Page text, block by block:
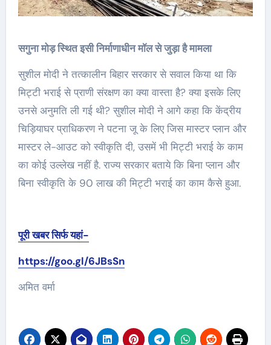
सगुना मोड़ स्थित इसी निर्माणाधीन मॉल से जुड़ा है मामला
सुशील मोदी ने तत्कालीन बिहार सरकार से सवाल किया था कि
मिट्टी भराई से प्राणी संरक्षण का क्या वास्ता है? क्या इसके लिए
उनसे अनुमति ली गई थी? सुशील मोदी ने आगे कहा कि केंद्रीय
चिड़ियाघर प्राधिकरण ने पटना जू के लिए जिस मास्टर प्लान और
मास्टर ले-आउट को स्वीकृति दी, उसमें भी मिट्टी भराई के काम
का कोई उल्लेख नहीं है. राज्य सरकार बताये कि बिना प्लान और
बिना स्वीकृति के 90 लाख की मिट्टी भराई का काम कैसे हुआ.
पूरी खबर सिर्फ यहां-
https://goo.gl/6JBsSn
अमित वर्मा